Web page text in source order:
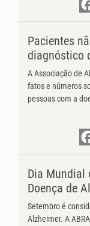
Pacientes
diagnóstico
A Associação de
fatos e números
pessoas com a
Dia Mundial
Doença de
Setembro é
Alzheimer. A